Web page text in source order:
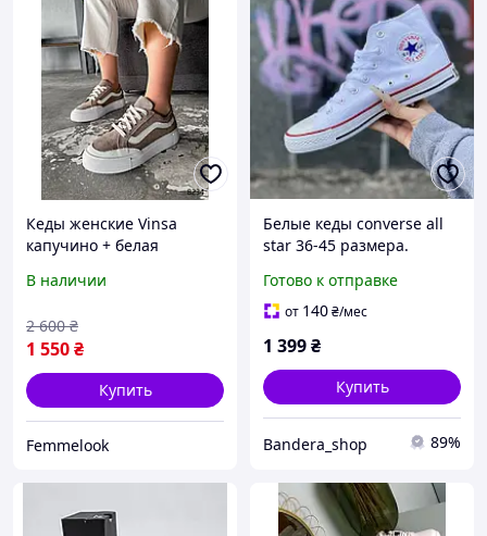
Кеды женские Vinsa
капучино + белая
размеры 37
В наличии
1 550₴
2 600 ₴
Купить
Femmelook
Белые кеды converse all
star 36-45 размера.
Готово к отправке
от 140₴/мес
1 399₴
Купить
Bandera_shop 89%